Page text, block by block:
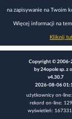
na zapisywanie na Twoim
Więcej informacji na
Kliknij
Copyright © 2006-
by 24opole sp. z
v4.30.7
2026-08-06
użytkownicy on-
rekord on-line:
wyświetleń: